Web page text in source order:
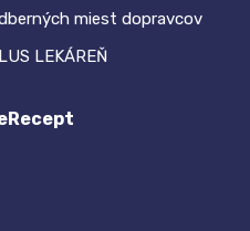
miest dopravcov
LEKÁREŇ